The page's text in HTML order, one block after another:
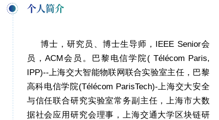
个人简介
博士，研究员、博士生导师， IEEE Senior会
员，ACM会员。巴黎电信学院( Télécom Paris,
IPP)-- 上海交大智能物联网联合实验室主任，巴黎
高科电信学院(Télécom ParisTech)- 上海交大安全
与信任联合研究实验室常务副主任，上海市大数
据社会应用研究会理事，上海交通大学区块链研